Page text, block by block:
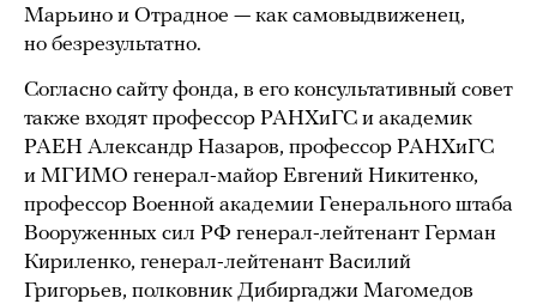
Марьино и Отрадное — как самовыдвиженец,
но безрезультатно.
Согласно сайту фонда, в его консультативный совет
также входят профессор РАНХиГС и академик
РАЕН Александр Назаров, профессор РАНХиГС
и МГИМО генерал-майор Евгений Никитенко,
профессор Военной академии Генерального штаба
Вооруженных сил РФ генерал-лейтенант Герман
Кириленко, генерал-лейтенант Василий
Григорьев, полковник Дибиргаджи Магомедов